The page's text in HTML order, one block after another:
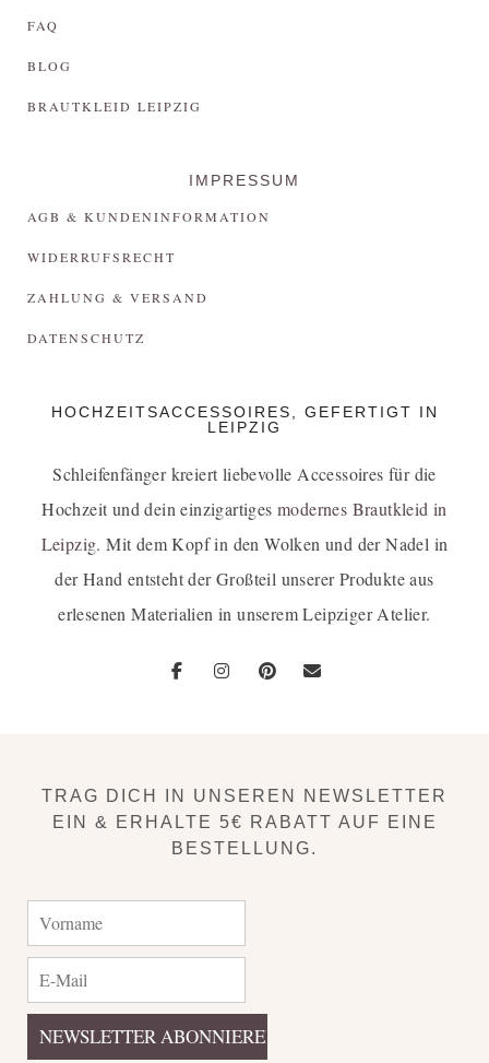
FAQ
BLOG
BRAUTKLEID LEIPZIG
IMPRESSUM
AGB & KUNDENINFORMATION
WIDERRUFSRECHT
ZAHLUNG & VERSAND
DATENSCHUTZ
HOCHZEITSACCESSOIRES, GEFERTIGT IN
LEIPZIG
Schleifenfänger kreiert liebevolle Accessoires für die
Hochzeit und dein einzigartiges modernes Brautkleid in
Leipzig. Mit dem Kopf in den Wolken und der Nadel in
der Hand entsteht der Großteil unserer Produkte aus
erlesenen Materialien in unserem Leipziger Atelier.
TRAG DICH IN UNSEREN NEWSLETTER
EIN & ERHALTE 5€ RABATT AUF EINE
BESTELLUNG.